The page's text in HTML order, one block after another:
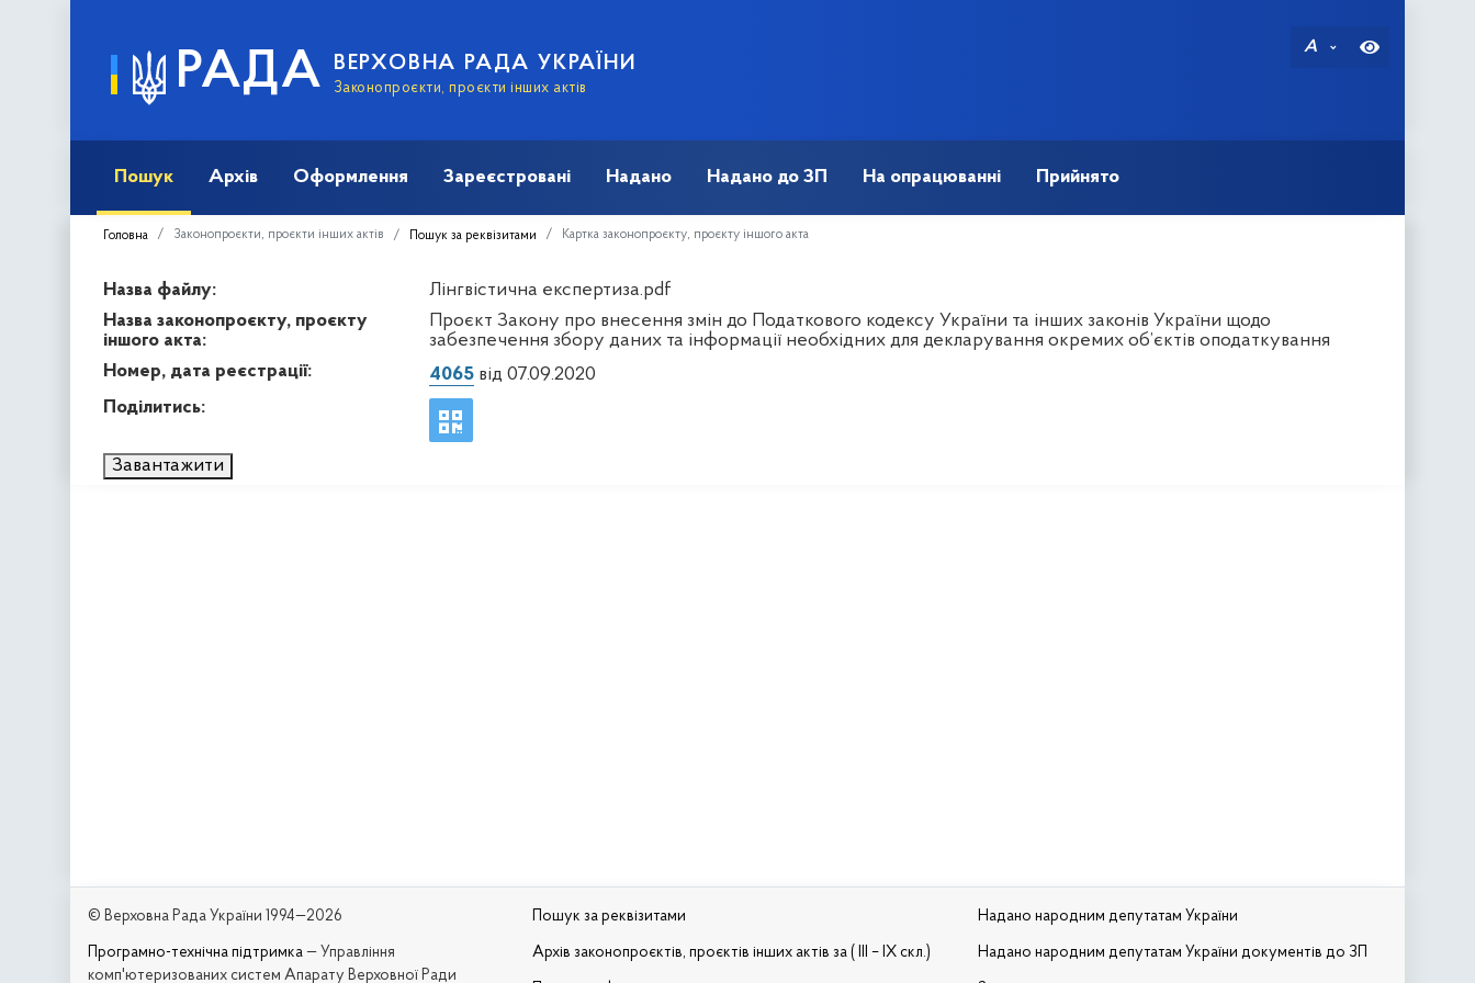
РАДА ВЕРХОВНА РАДА УКРАЇНИ
Законопроєкти, проєкти інших актів
A
Пошук Архів Оформлення Зареєстровані Надано Надано до ЗП На опрацюванні Прийнято
Головна Законопроєкти, проєкти інших актів Пошук за реквізитами Картка законопроєкту, проєкту іншого акта
Назва файлу:
Лінгвістична експертиза.pdf
Назва законопроєкту, проєкту
іншого акта:
Проєкт Закону про внесення змін до Податкового кодексу України та інших законів України щодо
забезпечення збору даних та інформації необхідних для декларування окремих об’єктів оподаткування
Номер, дата реєстрації:
4065від 07.09.2020
Поділитись:
Завантажити
© Верховна Рада України 1994—2026
Програмно-технічна підтримка — Управління
комп'ютеризованих систем Апарату Верховної Ради
Пошук за реквізитами
Архів законопроєктів, проєктів інших актів за ( III – IX скл.)
Надано народним депутатам України
Надано народним депутатам України документів до ЗП